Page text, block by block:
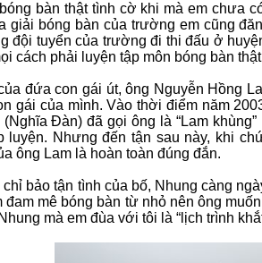
bàn thật tình cờ khi mà em chưa
giải bóng bàn của trường em cũng
đội tuyển của trường đi thi đấu ở
cách phải luyện tập môn bóng bàn
đứa con gái út, ông Nguyễn Hồng
gái của mình. Vào thời điểm năm
Đàn) đã gọi ông là “Lam
luyện. Nhưng đến tận sau này, khi
ông Lam là hoàn toàn đúng đắn.
bảo tận tình của bố, Nhung càng
đam mê bóng bàn từ nhỏ nên ông
mà em đùa với tôi là “lịch trình